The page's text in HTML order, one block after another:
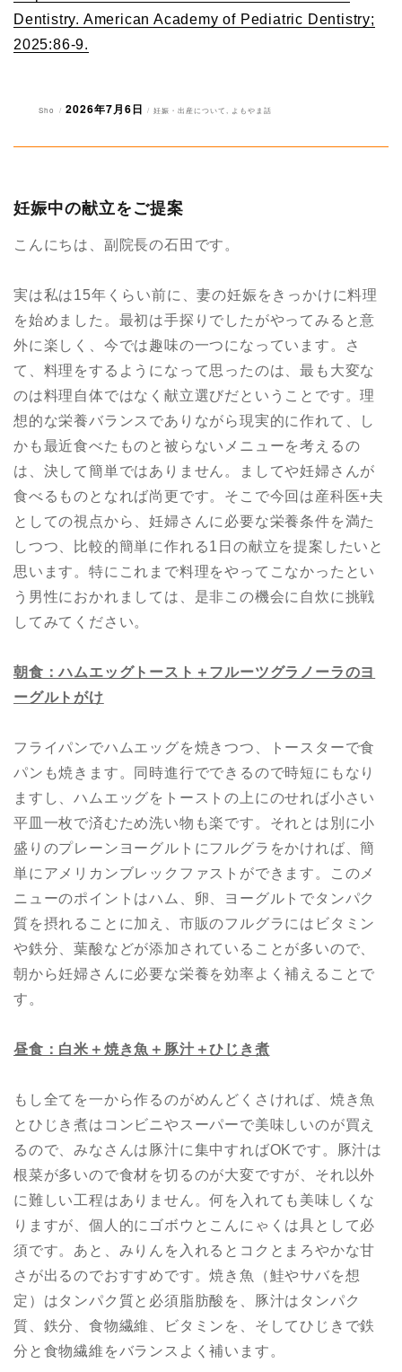
Dentistry. American Academy of Pediatric Dentistry;
2025:86-9.
投
Sho
投
2026年7月6日
カ
妊娠・出産について よもやま話
妊娠中の献立をご提案
こんにちは、副院長の石田です。
実は私は15年くらい前に、妻の妊娠をきっかけに料理
を始めました。最初は手探りでしたがやってみると意
外に楽しく、今では趣味の一つになっています。さ
て、料理をするようになって思ったのは、最も大変な
のは料理自体ではなく献立選びだということです。理
想的な栄養バランスでありながら現実的に作れて、し
かも最近食べたものと被らないメニューを考えるの
は、決して簡単ではありません。ましてや妊婦さんが
食べるものとなれば尚更です。そこで今回は産科医+夫
としての視点から、妊婦さんに必要な栄養条件を満た
しつつ、比較的簡単に作れる1日の献立を提案したいと
思います。特にこれまで料理をやってこなかったとい
う男性におかれましては、是非この機会に自炊に挑戦
してみてください。
朝食：ハムエッグトースト ＋ フルーツグラノーラのヨ
ーグルトがけ
フライパンでハムエッグを焼きつつ、トースターで食
パンも焼きます。同時進行でできるので時短にもなり
ますし、ハムエッグをトーストの上にのせれば小さい
平皿一枚で済むため洗い物も楽です。それとは別に小
盛りのプレーンヨーグルトにフルグラをかければ、簡
単にアメリカンブレックファストができます。このメ
ニューのポイントはハム、卵、ヨーグルトでタンパク
質を摂れることに加え、市販のフルグラにはビタミン
や鉄分、葉酸などが添加されていることが多いので、
朝から妊婦さんに必要な栄養を効率よく補えることで
す。
昼食：白米＋焼き魚 ＋豚汁＋ひじき煮
もし全てを一から作るのがめんどくさければ、焼き魚
とひじき煮はコンビニやスーパーで美味しいのが買え
るので、みなさんは豚汁に集中すればOKです。豚汁は
根菜が多いので食材を切るのが大変ですが、それ以外
に難しい工程はありません。何を入れても美味しくな
りますが、個人的にゴボウとこんにゃくは具として必
須です。あと、みりんを入れるとコクとまろやかな甘
さが出るのでおすすめです。焼き魚（鮭やサバを想
定）はタンパク質と必須脂肪酸を、豚汁はタンパク
質、鉄分、食物繊維、ビタミンを、そしてひじきで鉄
分と食物繊維をバランスよく補います。